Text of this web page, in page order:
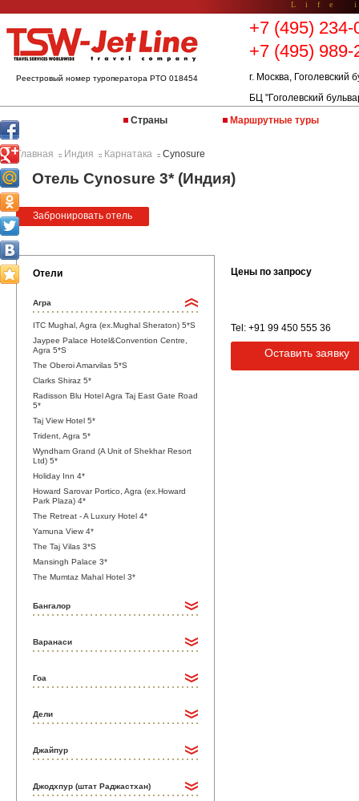
Life
Реестровый номер туроператора РТО 018454
+7 (495) 234-
+7 (495) 989-
г. Москва, Гоголевский
БЦ "Гоголевский
Страны
Маршрутные туры
Главная :: Индия :: Карнатака :: Cynosure
Отель Cynosure 3* (Индия)
Забронировать отель
Отели
Агра
ITC Mughal, Agra (ex.Mughal Sheraton) 5*S
Jaypee Palace Hotel&Convention Centre,
Agra 5*S
The Oberoi Amarvilas 5*S
Clarks Shiraz 5*
Radisson Blu Hotel Agra Taj East Gate Road
5*
Taj View Hotel 5*
Trident, Agra 5*
Wyndham Grand (A Unit of Shekhar Resort
Ltd) 5*
Holiday Inn 4*
Howard Sarovar Portico, Agra (ex.Howard
Park Plaza) 4*
The Retreat - A Luxury Hotel 4*
Yamuna View 4*
The Taj Vilas 3*S
Mansingh Palace 3*
The Mumtaz Mahal Hotel 3*
Бангалор
Варанаси
Гоа
Дели
Джайпур
Джодхпур (штат Раджастхан)
Цены по запросу
Tel: +91 99 450 555 36
Оставить заявку